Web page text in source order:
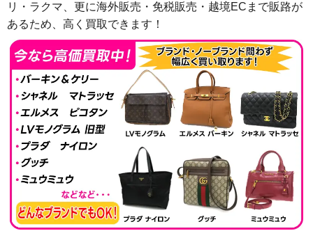
リ・ラクマ、更に海外販売・免税販売・越境ECまで販路が
あるため、高く買取できます！